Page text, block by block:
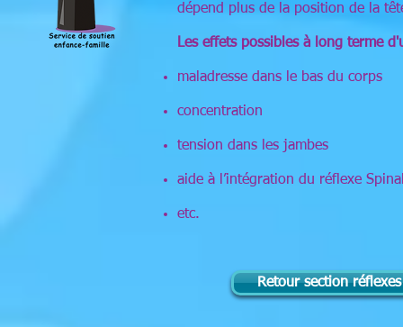
dépend plus de la position de la
Les effets possibles à long terme
maladresse dans le bas du corps
concentration
tension dans les jambes
aide à l’intégration du réflexe
etc.
Retour section